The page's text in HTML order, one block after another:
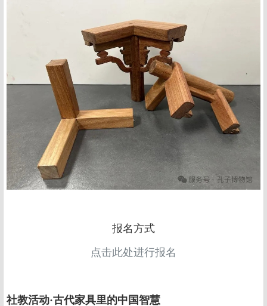
报名方式
点击此处进行报名
社教活动·古代家具里的中国智慧